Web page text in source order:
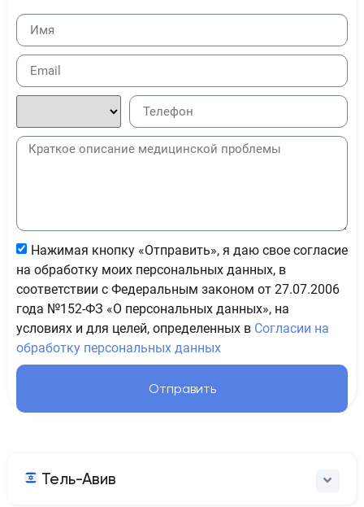
Нажимая кнопку «Отправить», я даю свое согласие
на обработку моих персональных данных, в
соответствии с Федеральным законом от 27.07.2006
года №152-ФЗ «О персональных данных», на
условиях и для целей, определенных в Согласии на
обработку персональных данных
Отправить
Тель-Авив